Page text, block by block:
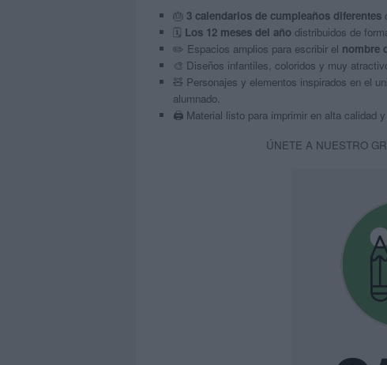
🎂 3 calendarios de cumpleaños diferentes
🗓️ Los 12 meses del añodistribuidos de
✏️ Espacios amplios para escribir el nombre
🎨 Diseños infantiles, coloridos y muy
🧸 Personajes y elementos inspirados en el
alumnado.
🖨️ Material listo para imprimir en alta calidad
ÚNETE A NUESTRO